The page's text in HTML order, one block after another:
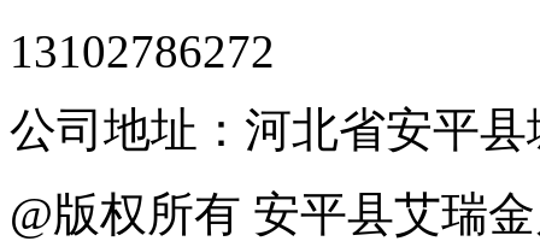
13102786272
公司地址：河北省安平
@版权所有 安平县艾瑞